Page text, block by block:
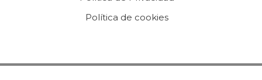
Política de cookies